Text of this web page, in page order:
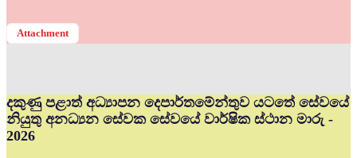
Attachment
දකුණු පළාත් අධ්‍යාපන දෙපාර්තමේන්තුව යටතේ සේවයේ
නියුතු අනධ්‍යන සේවක සේවයේ වාර්ෂික ස්ථාන මාරු -
2026